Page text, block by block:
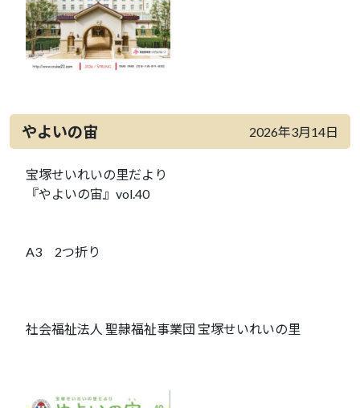
やよいの宙 2026年3月14日
宝塚せいれいの里だより
『やよいの宙』vol.40
A3 2つ折り
社会福祉法人 聖隷福祉事業団 宝塚せいれいの里